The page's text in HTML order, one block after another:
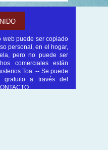
web puede ser copiado
personal, en el hogar,
pero no puede ser
comerciales están
Toa. -- Se puede
gratuito a través del